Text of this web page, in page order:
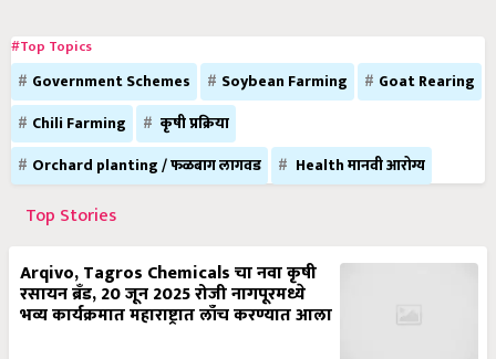
Government Schemes Soybean Farming
Goat Rearing
Chili Farming
कृषी प्रक्रिया
Orchard planting / फळबाग लागवड
Health मानवी आरोग्य
Top Stories
रसायन ब्रँड, 20 जून 2025 रोजी नागपूरमध्ये
भव्य कार्यक्रमात महाराष्ट्रात लाँच करण्यात आला